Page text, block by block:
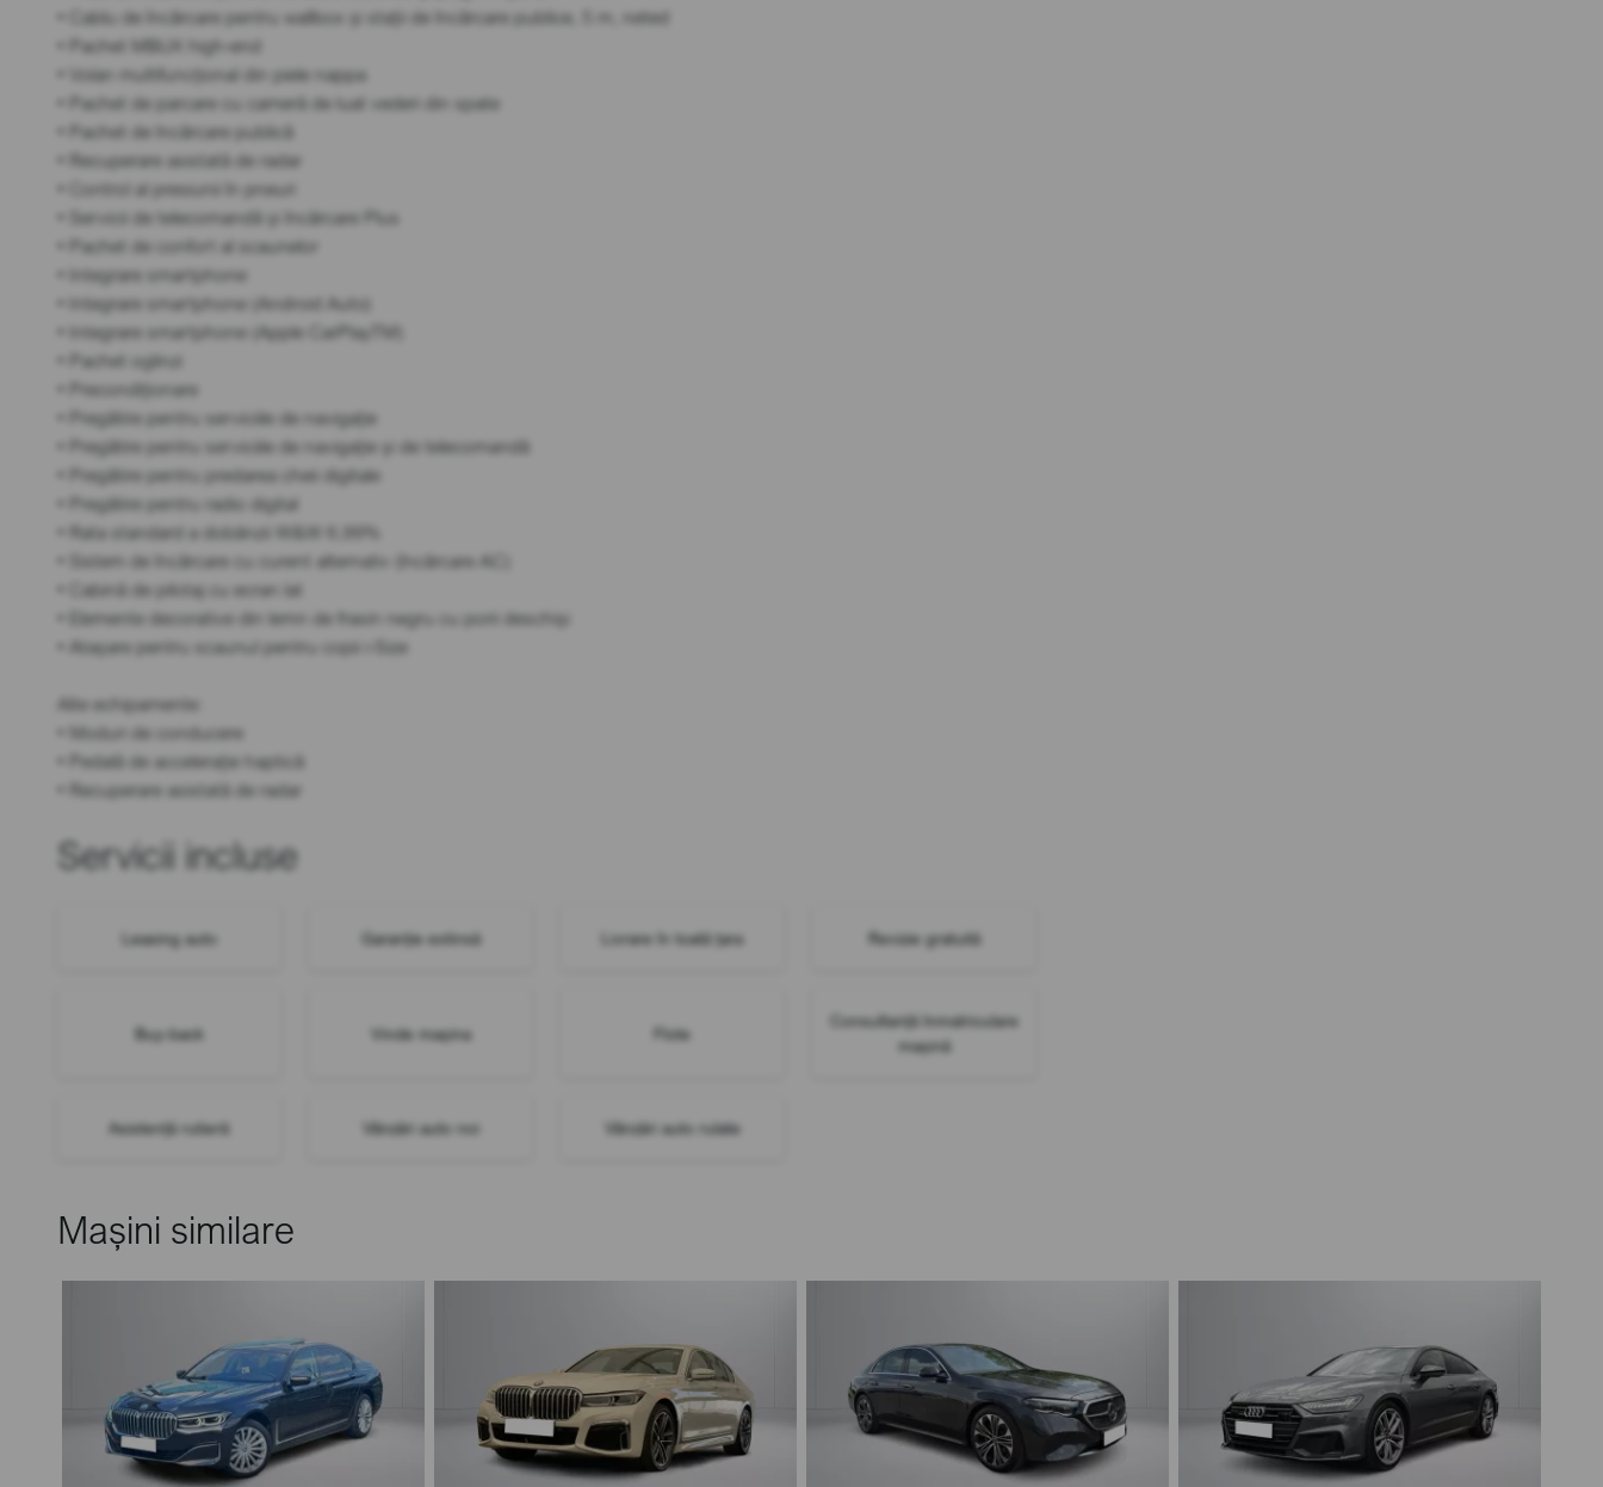
• Cablu de încărcare pentru wallbox și stații de încărcare publice, 5 m, neted
• Pachet MBUX high-end
• Volan multifuncțional din piele nappa
• Pachet de parcare cu cameră de luat vederi din spate
• Pachet de încărcare publică
• Recuperare asistată de radar
• Control al presiunii în pneuri
• Servicii de telecomandă și încărcare Plus
• Pachet de confort al scaunelor
• Integrare smartphone
• Integrare smartphone (Android Auto)
• Integrare smartphone (Apple CarPlayTM)
• Pachet oglinzi
• Precondiționare
• Pregătire pentru serviciile de navigație
• Pregătire pentru serviciile de navigație și de telecomandă
• Pregătire pentru predarea cheii digitale
• Pregătire pentru radio digital
• Rata standard a dobânzii W&W 6,99%
• Sistem de încărcare cu curent alternativ (încărcare AC)
• Cabină de pilotaj cu ecran lat
• Elemente decorative din lemn de frasin negru cu porii deschiși
• Atașare pentru scaunul pentru copii i-Size
Alte echipamente:
• Moduri de conducere
• Pedală de accelerație haptică
• Recuperare asistată de radar
Servicii incluse
Leasing auto Garanție extinsă Livrare în toată țara Revizie gratuită
Buy-back Vinde mașina Flote
Consultanță înmatriculare
mașină
Asistență rutieră Vânzări auto noi Vânzări auto rulate
Mașini similare